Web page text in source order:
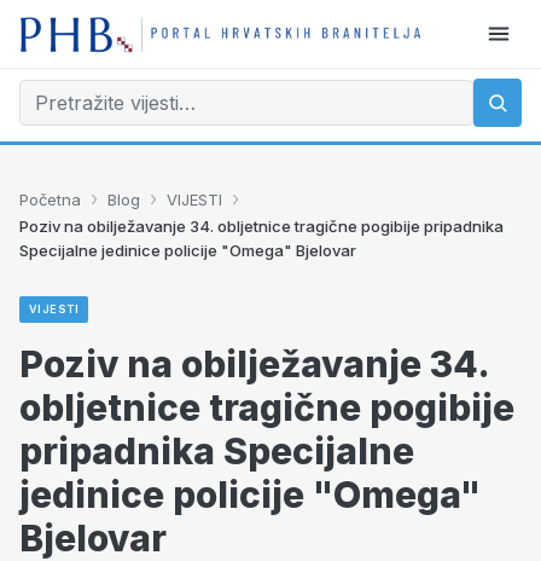
Početna › Blog › VIJESTI ›
Poziv na obilježavanje 34. obljetnice tragične pogibije pripadnika
Specijalne jedinice policije "Omega" Bjelovar
VIJESTI
Poziv na obilježavanje 34.
obljetnice tragične pogibije
pripadnika Specijalne
jedinice policije "Omega"
Bjelovar